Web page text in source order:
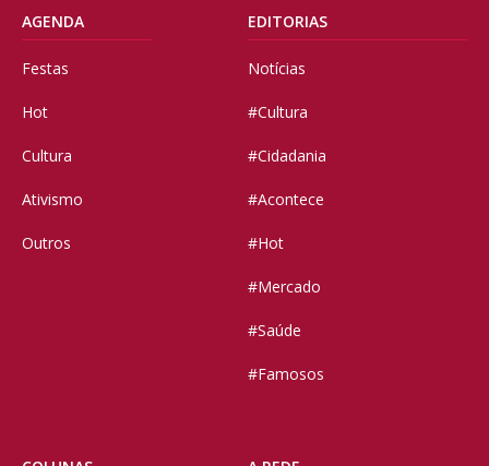
AGENDA
Festas
Hot
Cultura
Ativismo
Outros
EDITORIAS
Notícias
#Cultura
#Cidadania
#Acontece
#Hot
#Mercado
#Saúde
#Famosos